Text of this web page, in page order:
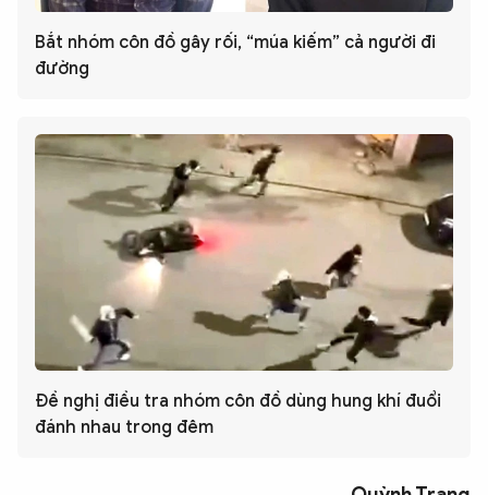
Bắt nhóm côn đồ gây rối, “múa kiếm” cả người đi
đường
Đề nghị điều tra nhóm côn đồ dùng hung khí đuổi
đánh nhau trong đêm